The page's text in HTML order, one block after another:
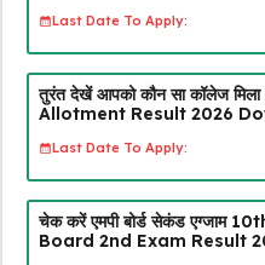
Last Date To Apply:
तुरंत देखें आपको कौन सा कॉलेज
Allotment Result 2026
Last Date To Apply:
चेक करें एमपी बोर्ड सेकंड एग्जाम
Board 2nd Exam Result